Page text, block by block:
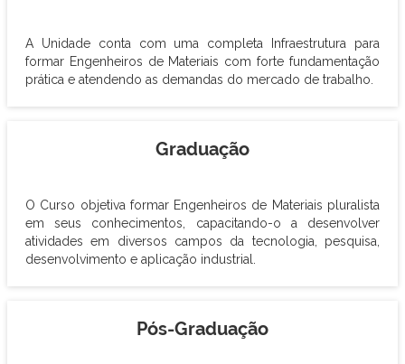
A Unidade conta com uma completa Infraestrutura para
formar Engenheiros de Materiais com forte fundamentação
prática e atendendo as demandas do mercado de trabalho.
Graduação
O Curso objetiva formar Engenheiros de Materiais pluralista
em seus conhecimentos, capacitando-o a desenvolver
atividades em diversos campos da tecnologia, pesquisa,
desenvolvimento e aplicação industrial.
Pós-Graduação